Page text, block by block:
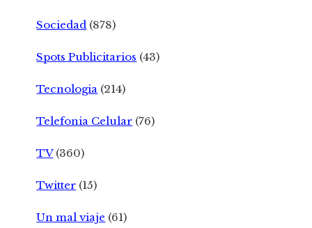
Sociedad (878)
Spots Publicitarios (43)
Tecnologia (214)
Telefonia Celular (76)
TV(360)
Twitter (15)
Un mal viaje (61)